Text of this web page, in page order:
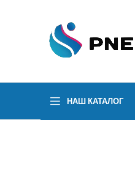
НАШ КАТАЛОГ